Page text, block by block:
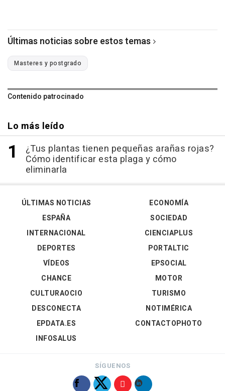
Últimas noticias sobre estos temas
Masteres y postgrado
Contenido patrocinado
Lo más leído
¿Tus plantas tienen pequeñas arañas rojas?
Cómo identificar esta plaga y cómo
eliminarla
ÚLTIMAS NOTICIAS
ESPAÑA
INTERNACIONAL
DEPORTES
VÍDEOS
ECONOMÍA
SOCIEDAD
CIENCIAPLUS
PORTALTIC
EPSOCIAL
CHANCE
CULTURAOCIO
DESCONECTA
EPDATA.ES
INFOSALUS
MOTOR
TURISMO
NOTIMÉRICA
CONTACTOPHOTO
SÍGUENOS